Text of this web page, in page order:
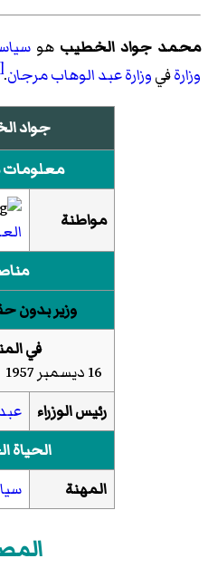
محمد جواد الخطيب هو
وزارةفيوزارة عبد الوهاب مرجان.
[1]
جواد
مواطنة
وزير بدون
في
16 ديسمبر 1957 – 2 مارس 1958
رئيس الوزراء
الحياة
المهنة